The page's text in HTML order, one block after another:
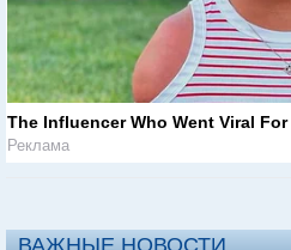
The Influencer Who Went Viral
Реклама
ВАЖНЫЕ НОВОСТИ